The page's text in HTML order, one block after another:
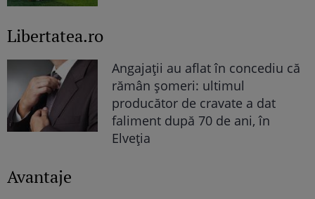
Libertatea.ro
Angajații au aflat în concediu că
rămân șomeri: ultimul
producător de cravate a dat
faliment după 70 de ani, în
Elveția
Avantaje